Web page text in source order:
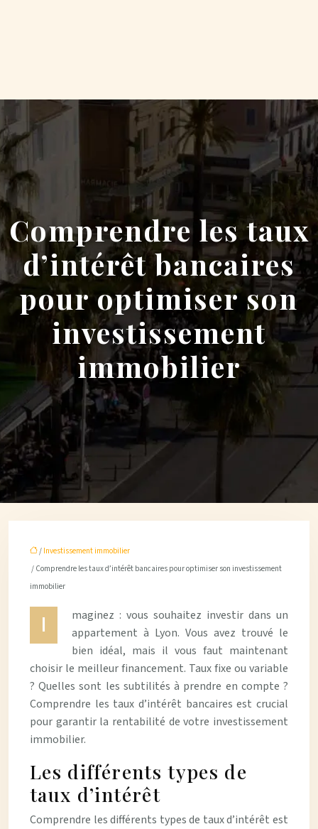
Comprendre les taux
d’intérêt bancaires
pour optimiser son
investissement
immobilier
/ Investissement immobilier
/ Comprendre les taux d’intérêt bancaires pour optimiser son investissement
immobilier
I
maginez : vous souhaitez investir dans un
appartement à Lyon. Vous avez trouvé le
bien idéal, mais il vous faut maintenant
choisir le meilleur financement. Taux fixe ou variable
? Quelles sont les subtilités à prendre en compte ?
Comprendre les taux d’intérêt bancaires est crucial
pour garantir la rentabilité de votre investissement
immobilier.
Les différents types de
taux d’intérêt
Comprendre les différents types de taux d’intérêt est